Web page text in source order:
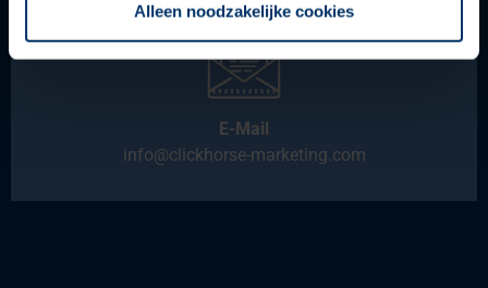
Alleen noodzakelijke cookies
E-Mail
info@clickhorse-marketing.com